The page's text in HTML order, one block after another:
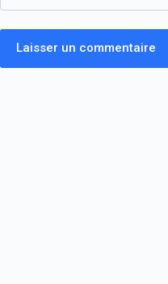
Laisser un commentaire